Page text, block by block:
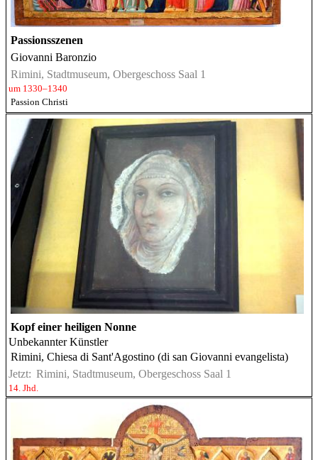
Passionsszenen
Giovanni Baronzio
Rimini, Stadtmuseum, Obergeschoss Saal 1
um 1330–1340
Passion Christi
Kopf einer heiligen Nonne
Unbekannter Künstler
Rimini, Chiesa di Sant'Agostino (di san Giovanni evangelista)
Jetzt: Rimini, Stadtmuseum, Obergeschoss Saal 1
14. Jhd.